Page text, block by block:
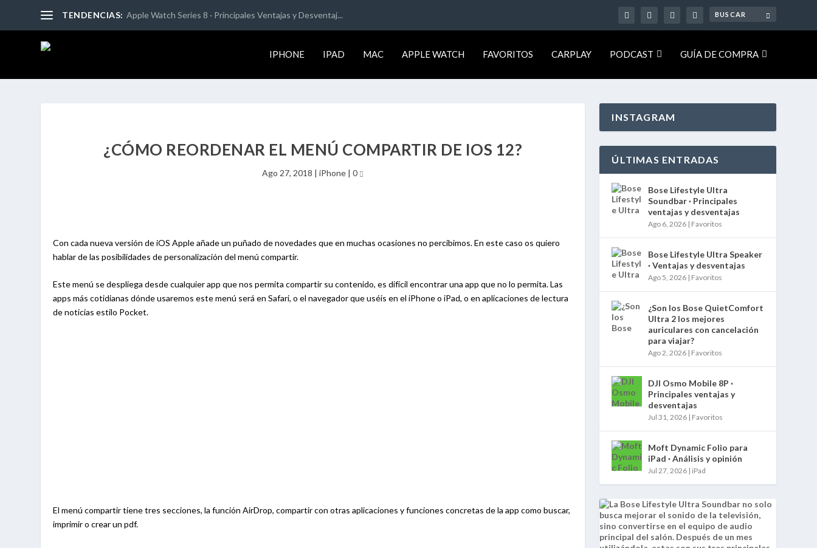
TENDENCIAS: Apple Watch Series 8 · Principales Ventajas y Desventaj...
IPHONE IPAD MAC APPLE WATCH FAVORITOS CARPLAY PODCAST GUÍA DE COMPRA
¿CÓMO REORDENAR EL MENÚ COMPARTIR DE IOS 12?
Ago 27, 2018 |iPhone |0
Con cada nueva versión de iOS Apple añade un puñado de novedades que en muchas ocasiones no percibimos. En este caso os quiero
hablar de las posibilidades de personalización del menú compartir.
Este menú se despliega desde cualquier app que nos permita compartir su contenido, es difícil encontrar una app que no lo permita. Las
apps más cotidianas dónde usaremos este menú será en Safari, o el navegador que uséis en el iPhone o iPad, o en aplicaciones de lectura
de noticias estilo Pocket.
El menú compartir tiene tres secciones, la función AirDrop, compartir con otras aplicaciones y funciones concretas de la app como buscar,
imprimir o crear un pdf.
INSTAGRAM
ÚLTIMAS ENTRADAS
Bose Lifestyle Ultra
Soundbar · Principales
ventajas y desventajas
Ago 6, 2026 | Favoritos
Bose Lifestyle Ultra Speaker
· Ventajas y desventajas
Ago 5, 2026 | Favoritos
¿Son los Bose QuietComfort
Ultra 2 los mejores
auriculares con cancelación
para viajar?
Ago 2, 2026 | Favoritos
DJI Osmo Mobile 8P ·
Principales ventajas y
desventajas
Jul 31, 2026 | Favoritos
Moft Dynamic Folio para
iPad · Análisis y opinión
Jul 27, 2026 | iPad